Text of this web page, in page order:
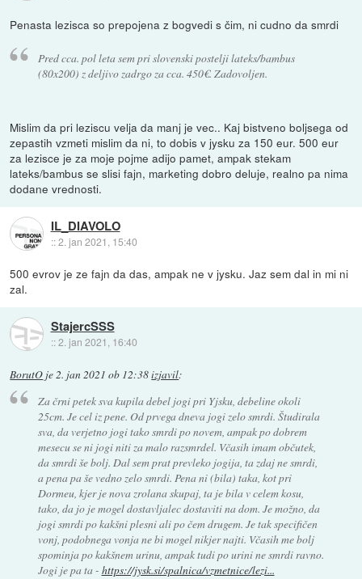
Penasta lezisca so prepojena z bogvedi s čim, ni cudno da smrdi
Pred cca. pol leta sem pri slovenski postelji lateks/bambus
(80x200) z deljivo zadrgo za cca. 450€. Zadovoljen.
Mislim da pri leziscu velja da manj je vec.. Kaj bistveno boljsega od
zepastih vzmeti mislim da ni, to dobis v jysku za 150 eur. 500 eur
za lezisce je za moje pojme adijo pamet, ampak stekam
lateks/bambus se slisi fajn, marketing dobro deluje, realno pa nima
dodane vrednosti.
IL_DIAVOLO
::2. jan 2021, 15:40
500 evrov je ze fajn da das, ampak ne v jysku. Jaz sem dal in mi ni
zal.
StajercSSS
::2. jan 2021, 16:40
BorutO je 2. jan 2021 ob 12:38izjavil:
Za črni petek sva kupila debel jogi pri Yjsku, debeline okoli
25cm. Je cel iz pene. Od prvega dneva jogi zelo smrdi. Študirala
sva, da verjetno jogi tako smrdi po novem, ampak po dobrem
mesecu se ni jogi niti za malo razsmrdel. Včasih imam občutek,
da smrdi še bolj. Dal sem prat prevleko jogija, ta zdaj ne smrdi,
a pena pa še vedno zelo smrdi. Pena ni (bila) taka, kot pri
Dormeu, kjer je nova zrolana skupaj, ta je bila v celem kosu,
tako, da jo je mogel dostavljalec dostaviti na dom. Je možno, da
jogi smrdi po kakšni plesni ali po čem drugem. Je tak specifičen
vonj, podobnega vonja ne bi mogel nikjer najti. Včasih me bolj
spominja po kakšnem urinu, ampak tudi po urini ne smrdi ravno.
Jogi je pa ta - https://jysk.si/spalnica/vzmetnice/lezi...